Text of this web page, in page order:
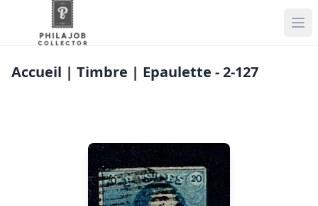
Accueil | Timbre | Epaulette - 2-127